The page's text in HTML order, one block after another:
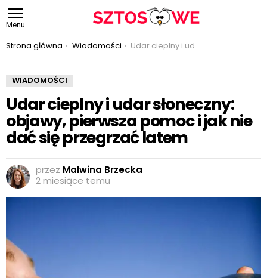
Menu
Jesteś tutaj:
Strona główna Wiadomości Udar cieplny i udar słoneczny: objawy, pierwsza pomoc i jak nie dać się przegrzać latem
WIADOMOŚCI
Udar cieplny i udar słoneczny:
objawy, pierwsza pomoc i jak nie
dać się przegrzać latem
przez Malwina Brzecka
2 miesiące temu